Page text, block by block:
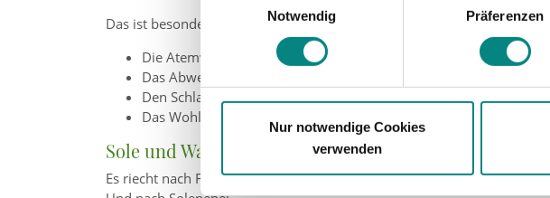
Ihr Gerät durch aktives Scannen nach bestimmten
Erfahren Sie mehr darüber, wie Ihre persönlichen Daten
Notwendig
Präferenzen
Nur notwendige Cookies
verwenden
Das ist besonders gut für:
Die Atemwege
Das Abwehr-System
Den Schlaf
Das Wohl-Befinden
Sole und Wald zusammen
Es riecht nach Fichte und Lärche.